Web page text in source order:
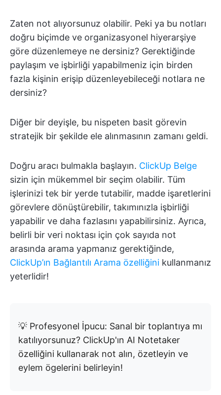
Zaten not alıyorsunuz olabilir. Peki ya bu notları
doğru biçimde ve organizasyonel hiyerarşiye
göre düzenlemeye ne dersiniz? Gerektiğinde
paylaşım ve işbirliği yapabilmeniz için birden
fazla kişinin erişip düzenleyebileceği notlara ne
dersiniz?
Diğer bir deyişle, bu nispeten basit görevin
stratejik bir şekilde ele alınmasının zamanı geldi.
Doğru aracı bulmakla başlayın. ClickUp Belge
sizin için mükemmel bir seçim olabilir. Tüm
işlerinizi tek bir yerde tutabilir, madde işaretlerini
görevlere dönüştürebilir, takımınızla işbirliği
yapabilir ve daha fazlasını yapabilirsiniz. Ayrıca,
belirli bir veri noktası için çok sayıda not
arasında arama yapmanız gerektiğinde,
ClickUp’ın Bağlantılı Arama özelliğini kullanmanız
yeterlidir!
💡 Profesyonel İpucu: Sanal bir toplantıya mı
katılıyorsunuz? ClickUp'ın AI Notetaker
özelliğini kullanarak not alın, özetleyin ve
eylem ögelerini belirleyin!